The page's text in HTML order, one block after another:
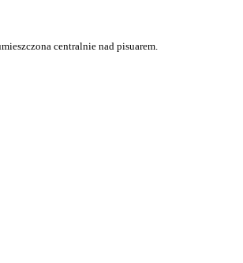
centralnie nad pisuarem.